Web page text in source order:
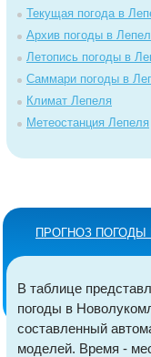
Текущая погода в
Архив погоды в
Летопись погоды в
Саммари погоды в
Климат Лепеля
Метеостанция Лепеля
ПРОГНОЗ
В таблице
погоды в
составленный
моделей. Время -